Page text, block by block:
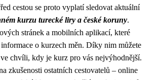
cestou se proto vyplatí sledovat aktuální
kurzu turecké liry a české koruny.
stránek a mobilních aplikací, které
o kurzech měn. Díky nim můžete
chvíli, kdy je kurz pro vás nejvýhodnější.
zkušenosti ostatních cestovatelů – online